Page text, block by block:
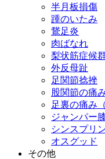
半月板損傷
踵のいたみ
鵞足炎
肉ばなれ
梨状筋症候
外反母趾
足関節捻挫
股関節の痛
足裏の痛み
ジャンパー
シンスプリ
オスグッド
その他